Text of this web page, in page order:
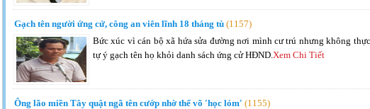
Gạch tên người ứng cử, công an viên lĩnh 18 tháng tù (1157)
Bức xúc vì cán bộ xã hứa sửa đường nơi mình cư trú nhưng không
tự ý gạch tên họ khỏi danh sách ứng cử HĐND.Xem Chi Tiết
Ông lão miền Tây quật ngã tên cướp nhờ thế võ 'học lỏm' (1155)